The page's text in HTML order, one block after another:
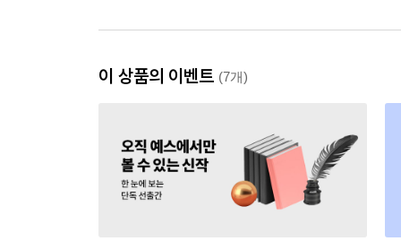
이 상품의 이벤트 (7개)